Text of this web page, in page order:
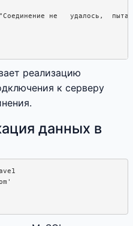
не   удалось,
реализацию
к серверу
данных в